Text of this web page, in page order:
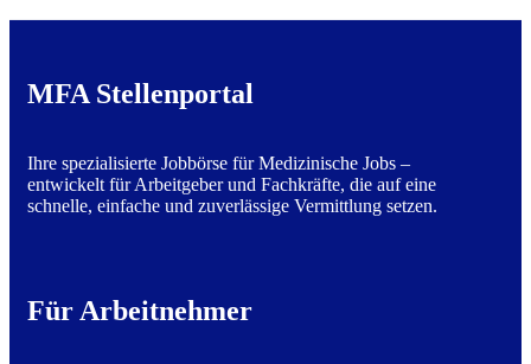
MFA Stellenportal
Ihre spezialisierte Jobbörse für Medizinische Jobs –
entwickelt für Arbeitgeber und Fachkräfte, die auf eine
schnelle, einfache und zuverlässige Vermittlung setzen.
Für Arbeitnehmer